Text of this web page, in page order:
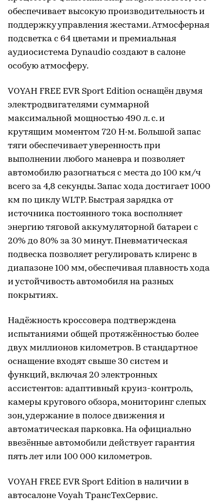
обеспечивает высокую производительность и
поддержку управления жестами. Атмосферная
подсветка с 64 цветами и премиальная
аудиосистема Dynaudio создают в салоне
особую атмосферу.
VOYAH FREE EVR Sport Edition оснащён двумя
электродвигателями суммарной
максимальной мощностью 490 л. с. и
крутящим моментом 720 Н·м. Большой запас
тяги обеспечивает уверенность при
выполнении любого маневра и позволяет
автомобилю разогнаться с места до 100 км/ч
всего за 4,8 секунды. Запас хода достигает 1000
км по циклу WLTP. Быстрая зарядка от
источника постоянного тока восполняет
энергию тяговой аккумуляторной батареи с
20% до 80% за 30 минут. Пневматическая
подвеска позволяет регулировать клиренс в
диапазоне 100 мм, обеспечивая плавность хода
и устойчивость автомобиля на разных
покрытиях.
Надёжность кроссовера подтверждена
испытаниями общей протяжённостью более
двух миллионов километров. В стандартное
оснащение входят свыше 30 систем и
функций, включая 20 электронных
ассистентов: адаптивный круиз-контроль,
камеры кругового обзора, мониторинг слепых
зон, удержание в полосе движения и
автоматическая парковка. На официально
ввезённые автомобили действует гарантия
пять лет или 100 000 километров.
VOYAH FREE EVR Sport Edition в наличии в
автосалоне Voyah ТрансТехСервис.